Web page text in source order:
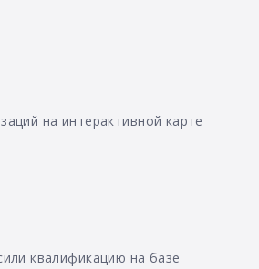
на интерактивной карте
квалификацию на базе